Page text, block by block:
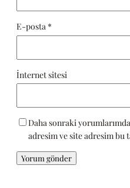
E-posta *
İnternet sitesi
Daha sonraki
adresim ve site adresim bu